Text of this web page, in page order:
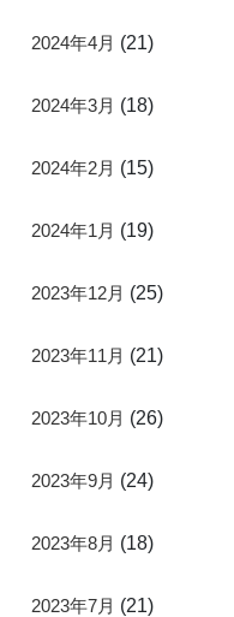
2024年4月 (21)
2024年3月 (18)
2024年2月 (15)
2024年1月 (19)
2023年12月 (25)
2023年11月 (21)
2023年10月 (26)
2023年9月 (24)
2023年8月 (18)
2023年7月 (21)